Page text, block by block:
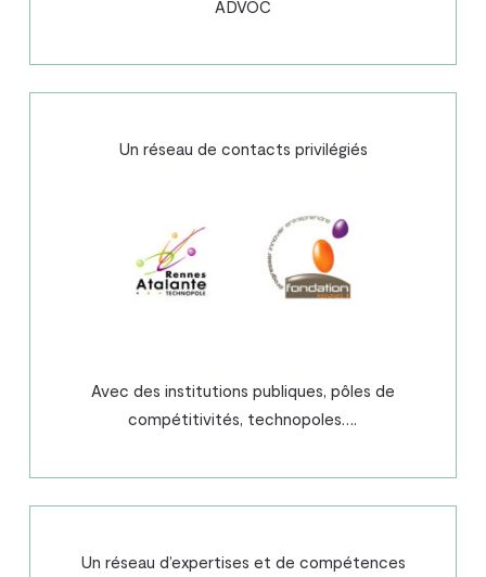
ADVOC
Un réseau de contacts privilégiés
Avec des institutions publiques, pôles de
compétitivités, technopoles….
Un réseau d’expertises et de compétences